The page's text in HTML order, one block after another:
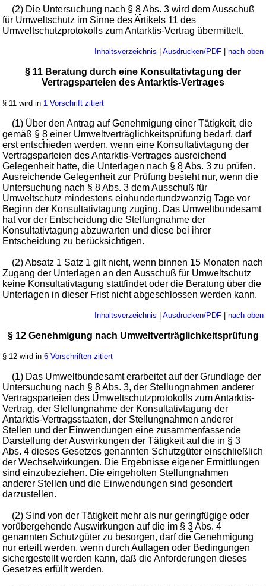
(2) Die Untersuchung nach §8Abs. 3 wird dem Ausschuß
für Umweltschutz im Sinne des Artikels 11 des
Umweltschutzprotokolls zum Antarktis-Vertrag übermittelt.
Inhaltsverzeichnis | Ausdrucken/PDF| nach oben
§ 11 Beratung durch eine Konsultativtagung der
Vertragsparteien des Antarktis-Vertrages
§ 11 wird in 1 Vorschrift zitiert
(1) Über den Antrag auf Genehmigung einer Tätigkeit, die
gemäß §8 einer Umweltverträglichkeitsprüfung bedarf, darf
erst entschieden werden, wenn eine Konsultativtagung der
Vertragsparteien des Antarktis-Vertrages ausreichend
Gelegenheit hatte, die Unterlagen nach §8Abs. 3 zu prüfen.
Ausreichende Gelegenheit zur Prüfung besteht nur, wenn die
Untersuchung nach §8Abs. 3 dem Ausschuß für
Umweltschutz mindestens einhundertundzwanzig Tage vor
Beginn der Konsultativtagung zuging. Das Umweltbundesamt
hat vor der Entscheidung die Stellungnahme der
Konsultativtagung abzuwarten und diese bei ihrer
Entscheidung zu berücksichtigen.
(2) Absatz 1 Satz 1 gilt nicht, wenn binnen 15 Monaten nach
Zugang der Unterlagen an den Ausschuß für Umweltschutz
keine Konsultativtagung stattfindet oder die Beratung über die
Unterlagen in dieser Frist nicht abgeschlossen werden kann.
Inhaltsverzeichnis | Ausdrucken/PDF| nach oben
§ 12 Genehmigung nach Umweltverträglichkeitsprüfung
§ 12 wird in6 Vorschriften zitiert
(1) Das Umweltbundesamt erarbeitet auf der Grundlage der
Untersuchung nach §8Abs. 3, der Stellungnahmen anderer
Vertragsparteien des Umweltschutzprotokolls zum Antarktis-
Vertrag, der Stellungnahme der Konsultativtagung der
Antarktis-Vertragsstaaten, der Stellungnahmen anderer
Stellen und der Einwendungen eine zusammenfassende
Darstellung der Auswirkungen der Tätigkeit auf die in §3
Abs. 4 dieses Gesetzes genannten Schutzgüter einschließlich
der Wechselwirkungen. Die Ergebnisse eigener Ermittlungen
sind einzubeziehen. Die eingeholten Stellungnahmen
anderer Stellen und die Einwendungen sind gesondert
darzustellen.
(2) Sind von der Tätigkeit mehr als nur geringfügige oder
vorübergehende Auswirkungen auf die im §3Abs. 4
genannten Schutzgüter zu besorgen, darf die Genehmigung
nur erteilt werden, wenn durch Auflagen oder Bedingungen
sichergestellt werden kann, daß die Anforderungen dieses
Gesetzes erfüllt werden.